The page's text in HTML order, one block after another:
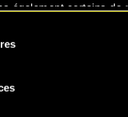
également certains de
ne seront appliqués
consulter tous les